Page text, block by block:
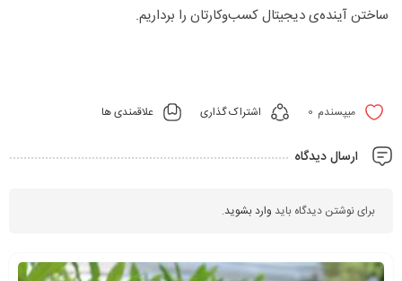
ساختن آینده‌ی دیجیتال کسب‌وکارتان را برداریم.
میپسندم 0 اشتراک گذاری علاقمندی ها
ارسال دیدگاه
برای نوشتن دیدگاه باید وارد بشوید.